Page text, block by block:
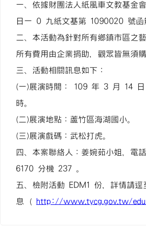
一、依據財團法人紙風車文教基
日一 0 九紙文基第 1090020 號函
二、本活動為針對所有鄉鎮市區之
所有費用由企業捐助，觀眾皆無須
三、活動相關訊息如下：
(一)展演時間： 109 年 3 月 14 日
時。
(二)展演地點：蘆竹區海湖國小。
(三)展演戲碼：武松打虎。
四、本案聯絡人：姜婉茹小姐，電
6170 分機 237 。
五、檢附活動 EDM1 份，詳情請逕
息（
http://www.tycg.gov.tw/edu/